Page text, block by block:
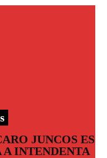
JUNCOS ES
INTENDENTA